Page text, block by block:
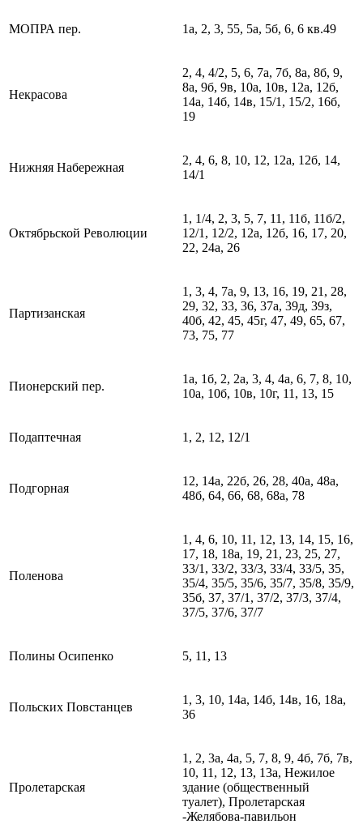
МОПРА пер. 1а, 2, 3, 55, 5а, 5б, 6, 6 кв.49
Некрасова
2, 4, 4/2, 5, 6, 7а, 7б, 8а, 8б, 9,
8а, 9б, 9в, 10а, 10в, 12а, 12б,
14а, 14б, 14в, 15/1, 15/2, 16б,
19
Нижняя Набережная
2, 4, 6, 8, 10, 12, 12а, 12б, 14,
14/1
Октябрьской Революции
1, 1/4, 2, 3, 5, 7, 11, 11б, 11б/2,
12/1, 12/2, 12а, 12б, 16, 17, 20,
22, 24а, 26
Партизанская
1, 3, 4, 7а, 9, 13, 16, 19, 21, 28,
29, 32, 33, 36, 37а, 39д, 39з,
40б, 42, 45, 45г, 47, 49, 65, 67,
73, 75, 77
Пионерский пер.
1а, 1б, 2, 2а, 3, 4, 4а, 6, 7, 8, 10,
10а, 10б, 10в, 10г, 11, 13, 15
Подаптечная 1, 2, 12, 12/1
Подгорная
12, 14а, 22б, 26, 28, 40а, 48а,
48б, 64, 66, 68, 68а, 78
Поленова
1, 4, 6, 10, 11, 12, 13, 14, 15, 16,
17, 18, 18а, 19, 21, 23, 25, 27,
33/1, 33/2, 33/3, 33/4, 33/5, 35,
35/4, 35/5, 35/6, 35/7, 35/8, 35/9,
35б, 37, 37/1, 37/2, 37/3, 37/4,
37/5, 37/6, 37/7
Полины Осипенко 5, 11, 13
Польских Повстанцев
1, 3, 10, 14а, 14б, 14в, 16, 18а,
36
Пролетарская
1, 2, 3а, 4а, 5, 7, 8, 9, 4б, 7б, 7в,
10, 11, 12, 13, 13а, Нежилое
здание (общественный
туалет), Пролетарская
-Желябова-павильон